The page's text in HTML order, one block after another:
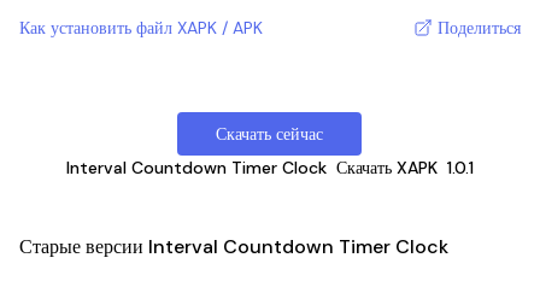
Как установить файл XAPK / APK Поделиться
Скачать сейчас
Interval Countdown Timer Clock Скачать XAPK 1.0.1
Старые версии Interval Countdown Timer Clock